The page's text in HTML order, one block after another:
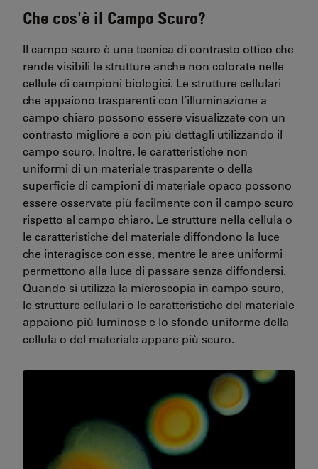
Che cos'è il Campo Scuro?
Il campo scuro è una tecnica di contrasto ottico che
rende visibili le strutture anche non colorate nelle
cellule di campioni biologici. Le strutture cellulari
che appaiono trasparenti con l’illuminazione a
campo chiaro possono essere visualizzate con un
contrasto migliore e con più dettagli utilizzando il
campo scuro. Inoltre, le caratteristiche non
uniformi di un materiale trasparente o della
superficie di campioni di materiale opaco possono
essere osservate più facilmente con il campo scuro
rispetto al campo chiaro. Le strutture nella cellula o
le caratteristiche del materiale diffondono la luce
che interagisce con esse, mentre le aree uniformi
permettono alla luce di passare senza diffondersi.
Quando si utilizza la microscopia in campo scuro,
le strutture cellulari o le caratteristiche del materiale
appaiono più luminose e lo sfondo uniforme della
cellula o del materiale appare più scuro.